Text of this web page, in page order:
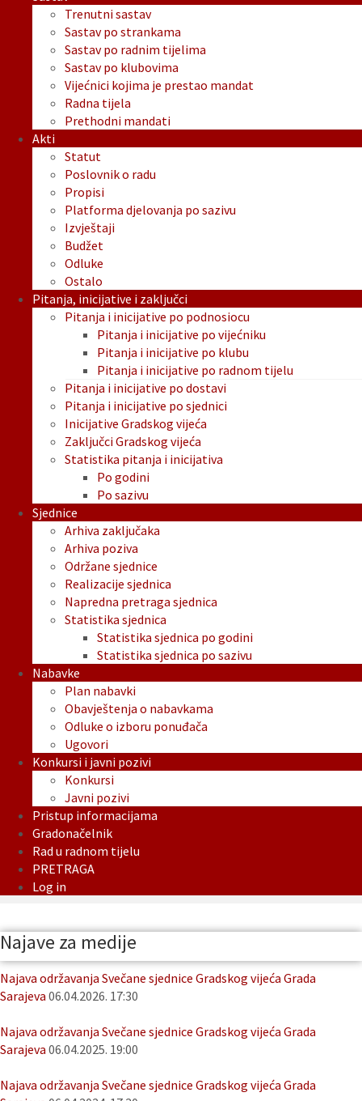
Trenutni sastav
Sastav po strankama
Sastav po radnim tijelima
Sastav po klubovima
Vijećnici kojima je prestao mandat
Radna tijela
Prethodni mandati
Akti
Statut
Poslovnik o radu
Propisi
Platforma djelovanja po sazivu
Izvještaji
Budžet
Odluke
Ostalo
Pitanja, inicijative i zaključci
Pitanja i inicijative po podnosiocu
Pitanja i inicijative po vijećniku
Pitanja i inicijative po klubu
Pitanja i inicijative po radnom tijelu
Pitanja i inicijative po dostavi
Pitanja i inicijative po sjednici
Inicijative Gradskog vijeća
Zaključci Gradskog vijeća
Statistika pitanja i inicijativa
Po godini
Po sazivu
Sjednice
Arhiva zaključaka
Arhiva poziva
Održane sjednice
Realizacije sjednica
Napredna pretraga sjednica
Statistika sjednica
Statistika sjednica po godini
Statistika sjednica po sazivu
Nabavke
Plan nabavki
Obavještenja o nabavkama
Odluke o izboru ponuđača
Ugovori
Konkursi i javni pozivi
Konkursi
Javni pozivi
Pristup informacijama
Gradonačelnik
Rad u radnom tijelu
PRETRAGA
Log in
Najave za medije
Najava održavanja Svečane sjednice Gradskog vijeća Grada
Sarajeva 06.04.2026. 17:30
Najava održavanja Svečane sjednice Gradskog vijeća Grada
Sarajeva 06.04.2025. 19:00
Najava održavanja Svečane sjednice Gradskog vijeća Grada